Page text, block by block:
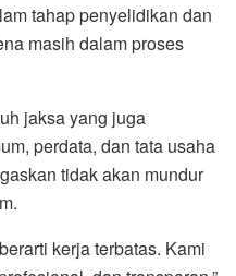
tahap penyelidikan dan
masih dalam proses
jaksa yang juga
perdata, dan tata usaha
tidak akan mundur
kerja terbatas. Kami